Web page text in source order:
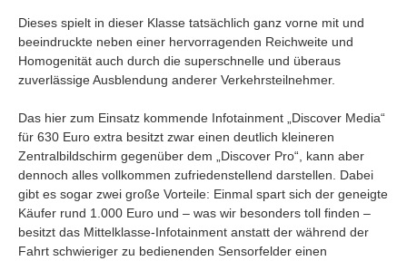
Dieses spielt in dieser Klasse tatsächlich ganz vorne mit und
beeindruckte neben einer hervorragenden Reichweite und
Homogenität auch durch die superschnelle und überaus
zuverlässige Ausblendung anderer Verkehrsteilnehmer.
Das hier zum Einsatz kommende Infotainment „Discover Media“
für 630 Euro extra besitzt zwar einen deutlich kleineren
Zentralbildschirm gegenüber dem „Discover Pro“, kann aber
dennoch alles vollkommen zufriedenstellend darstellen. Dabei
gibt es sogar zwei große Vorteile: Einmal spart sich der geneigte
Käufer rund 1.000 Euro und – was wir besonders toll finden –
besitzt das Mittelklasse-Infotainment anstatt der während der
Fahrt schwieriger zu bedienenden Sensorfelder einen